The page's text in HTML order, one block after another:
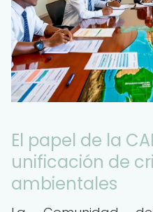
El papel de la
unificación de
ambientales